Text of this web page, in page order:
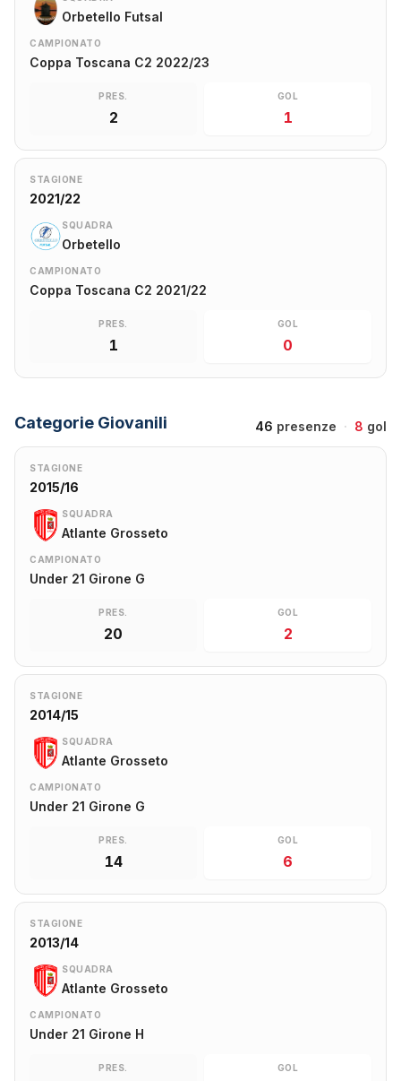
Orbetello Futsal
CAMPIONATO
Coppa Toscana C2 2022/23
PRES.
2
GOL
1
STAGIONE
2021/22
SQUADRA
Orbetello
CAMPIONATO
Coppa Toscana C2 2021/22
PRES.
1
GOL
0
Categorie Giovanili 46 presenze · 8 gol
STAGIONE
2015/16
SQUADRA
Atlante Grosseto
CAMPIONATO
Under 21 Girone G
PRES.
20
GOL
2
STAGIONE
2014/15
SQUADRA
Atlante Grosseto
CAMPIONATO
Under 21 Girone G
PRES.
14
GOL
6
STAGIONE
2013/14
SQUADRA
Atlante Grosseto
CAMPIONATO
Under 21 Girone H
PRES. GOL